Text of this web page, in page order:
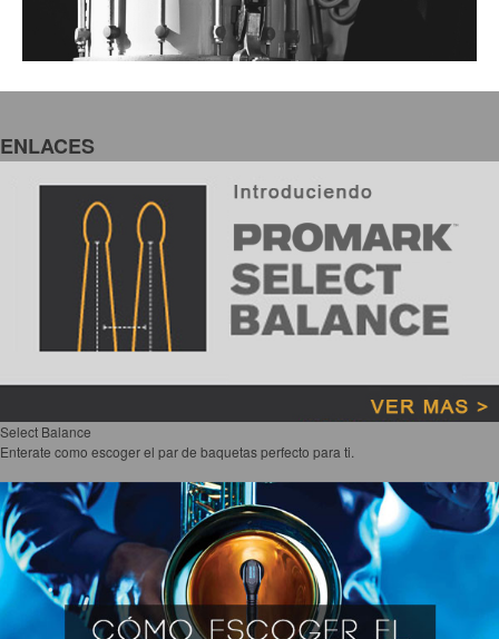
ENLACES
Select Balance
Enterate como escoger el par de baquetas perfecto para ti.